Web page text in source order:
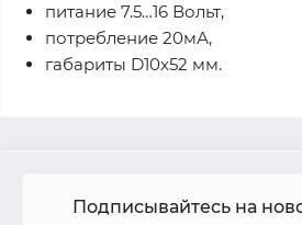
питание 7.5…16 Вольт,
потребление 20мА,
габариты D10х52 мм.
Подписывайтесь на